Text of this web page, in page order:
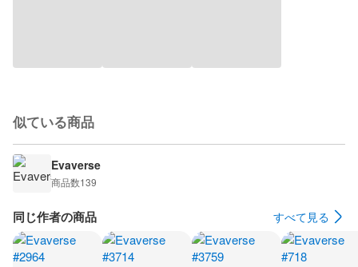
似ている商品
Evaverse
商品数139
同じ作者の商品 すべて見る